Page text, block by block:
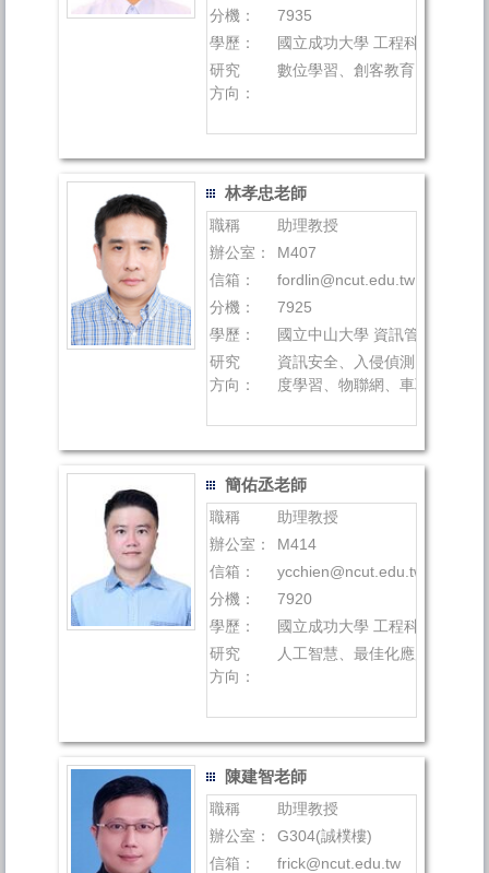
分機：
7935
學歷：
國立成功大學 工程科學系(資
研究
方向：
數位學習、創客教育、深度學
林孝忠老師
職稱
助理教授
辦公室：
M407
信箱：
fordlin@ncut.edu.tw
分機：
7925
學歷：
國立中山大學 資訊管理系 博士
研究
方向：
資訊安全、入侵偵測、人工智
度學習、物聯網、車聯網
簡佑丞老師
職稱
助理教授
辦公室：
M414
信箱：
ycchien@ncut.edu.tw
分機：
7920
學歷：
國立成功大學 工程科學系 博士
研究
方向：
人工智慧、最佳化應用、運算
陳建智老師
職稱
助理教授
辦公室：
G304(誠樸樓)
信箱：
frick@ncut.edu.tw